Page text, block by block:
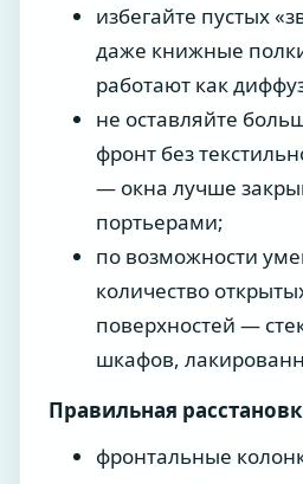
избегайте пустых
даже книжные
работают как
не оставляйте
фронт без
— окна лучше
портьерами;
по возможности
количество
поверхностей —
шкафов,
Правильная
фронтальные